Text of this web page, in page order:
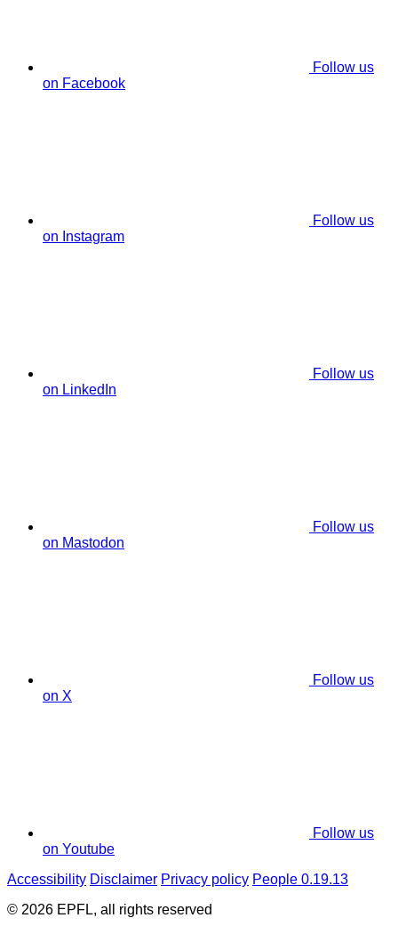
Follow us
on Facebook
Follow us
on Instagram
Follow us
on LinkedIn
Follow us
on Mastodon
Follow us
on X
Follow us
on Youtube
Accessibility Disclaimer Privacy policy People 0.19.13
© 2026 EPFL, all rights reserved